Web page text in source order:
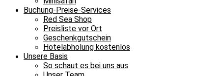
Buchung-Preise-Services
Red Sea Shop
Preisliste vor Ort
Geschenkgutschein
Hotelabholung kostenlos
Unsere Basis
So schaut es bei uns aus